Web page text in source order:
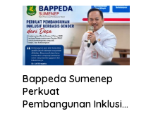
Bappeda Sumenep
Perkuat
Pembangunan Inklusif